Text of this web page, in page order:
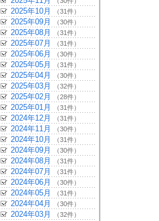
2025年10月 （31件）
2025年09月 （30件）
2025年08月 （31件）
2025年07月 （31件）
2025年06月 （30件）
2025年05月 （31件）
2025年04月 （30件）
2025年03月 （32件）
2025年02月 （28件）
2025年01月 （31件）
2024年12月 （31件）
2024年11月 （30件）
2024年10月 （31件）
2024年09月 （30件）
2024年08月 （31件）
2024年07月 （31件）
2024年06月 （30件）
2024年05月 （31件）
2024年04月 （30件）
2024年03月 （32件）